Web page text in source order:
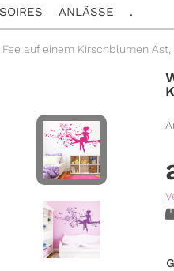
ANLÄSSE .
auf einem Kirschblumen